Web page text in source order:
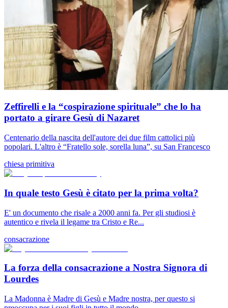
Zeffirelli e la “cospirazione spirituale” che lo ha
portato a girare Gesù di Nazaret
Centenario della nascita dell'autore dei due film cattolici più
popolari. L'altro è “Fratello sole, sorella luna”, su San Francesco
chiesa primitiva
In quale testo Gesù è citato per la prima volta?
E' un documento che risale a 2000 anni fa. Per gli studiosi è
autentico e rivela il legame tra Cristo e Re...
consacrazione
La forza della consacrazione a Nostra Signora di
Lourdes
La Madonna è Madre di Gesù e Madre nostra, per questo si